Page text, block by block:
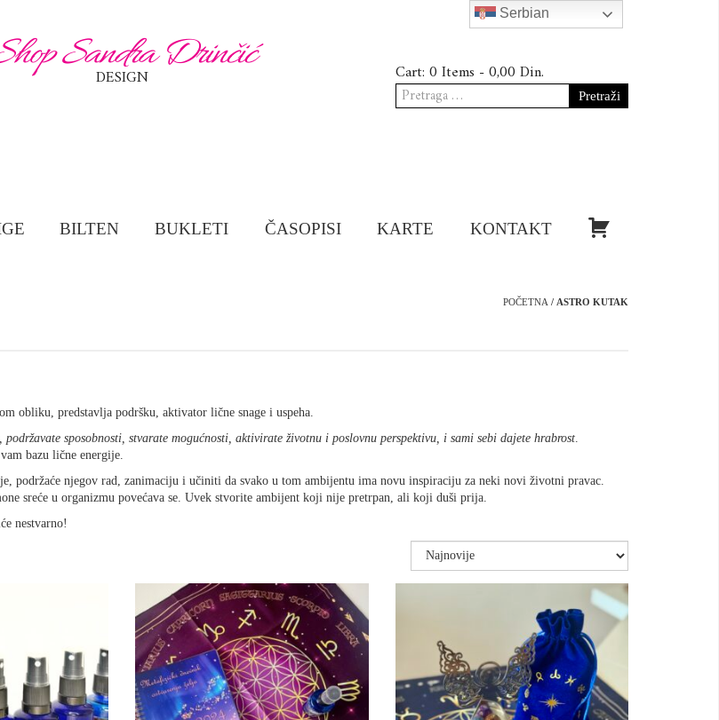
Sandra Drinčić
DESIGN Cart: 0 Items -0,00 Din.
Pretraga
za:
BILTEN BUKLETI ČASOPISI KARTE KONTAKT
POČETNA / ASTRO KUTAK
obliku, predstavlja podršku, aktivator lične snage i uspeha.
sposobnosti, stvarate mogućnosti, aktivirate životnu i poslovnu perspektivu, i sami sebi dajete hrabrost.
bazu lične energije.
podržaće njegov rad, zanimaciju i učiniti da svako u tom ambijentu ima novu inspiraciju za neki novi životni pravac.
sreće u organizmu povećava se. Uvek stvorite ambijent koji nije pretrpan, ali koji duši prija.
nestvarno!
Serbian